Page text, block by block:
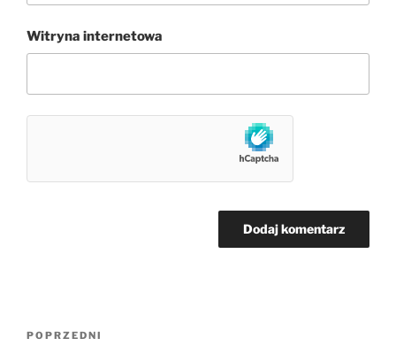
Witryna internetowa
Nawigacja
Poprzedni
POPRZEDNI